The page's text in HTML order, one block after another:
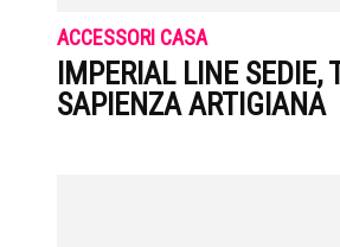
ACCESSORI CASA
IMPERIAL LINE SEDIE,
SAPIENZA ARTIGIANA